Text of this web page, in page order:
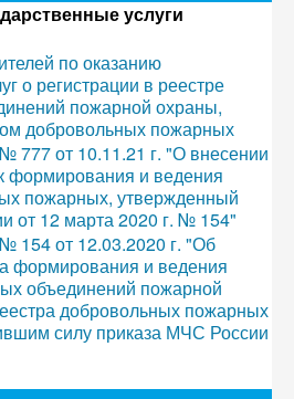
услуги
по оказанию
о регистрации в реестре
пожарной охраны,
добровольных пожарных
777 от 10.11.21 г. "О внесении
формирования и ведения
пожарных, утвержденный
от 12 марта 2020 г. № 154"
154 от 12.03.2020 г. "Об
формирования и ведения
объединений пожарной
добровольных пожарных
силу приказа МЧС России